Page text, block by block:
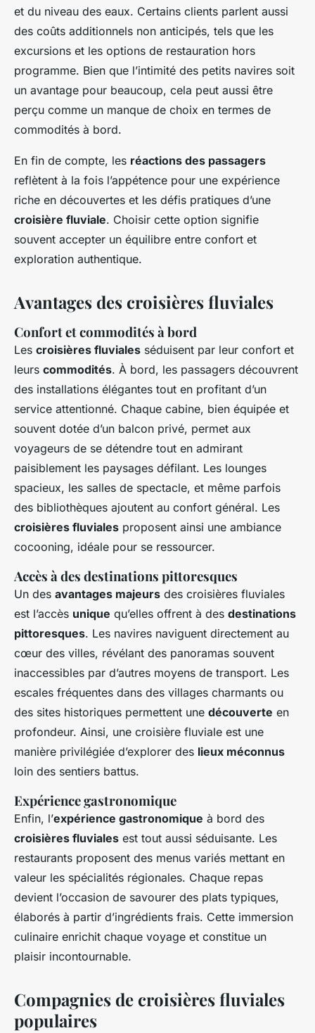
et du niveau des eaux. Certains clients parlent aussi
des coûts additionnels non anticipés, tels que les
excursions et les options de restauration hors
programme. Bien que l’intimité des petits navires soit
un avantage pour beaucoup, cela peut aussi être
perçu comme un manque de choix en termes de
commodités à bord.
En fin de compte, les réactions des passagers
reflètent à la fois l’appétence pour une expérience
riche en découvertes et les défis pratiques d’une
croisière fluviale. Choisir cette option signifie
souvent accepter un équilibre entre confort et
exploration authentique.
Avantages des croisières fluviales
Confort et commodités à bord
Les croisières fluviales séduisent par leur confort et
leurs commodités. À bord, les passagers découvrent
des installations élégantes tout en profitant d’un
service attentionné. Chaque cabine, bien équipée et
souvent dotée d’un balcon privé, permet aux
voyageurs de se détendre tout en admirant
paisiblement les paysages défilant. Les lounges
spacieux, les salles de spectacle, et même parfois
des bibliothèques ajoutent au confort général. Les
croisières fluviales proposent ainsi une ambiance
cocooning, idéale pour se ressourcer.
Accès à des destinations pittoresques
Un des avantages majeurs des croisières fluviales
est l’accès unique qu’elles offrent à des destinations
pittoresques. Les navires naviguent directement au
cœur des villes, révélant des panoramas souvent
inaccessibles par d’autres moyens de transport. Les
escales fréquentes dans des villages charmants ou
des sites historiques permettent une découverte en
profondeur. Ainsi, une croisière fluviale est une
manière privilégiée d’explorer des lieux méconnus
loin des sentiers battus.
Expérience gastronomique
Enfin, l’expérience gastronomique à bord des
croisières fluviales est tout aussi séduisante. Les
restaurants proposent des menus variés mettant en
valeur les spécialités régionales. Chaque repas
devient l’occasion de savourer des plats typiques,
élaborés à partir d’ingrédients frais. Cette immersion
culinaire enrichit chaque voyage et constitue un
plaisir incontournable.
Compagnies de croisières fluviales
populaires